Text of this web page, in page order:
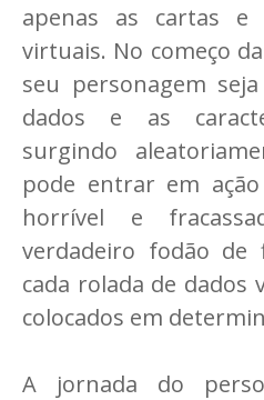
apenas as cartas
virtuais. No começo
seu personagem
dados e as
surgindo
pode entrar em
horrível e
verdadeiro fodão de
cada rolada de
colocados em
A jornada do